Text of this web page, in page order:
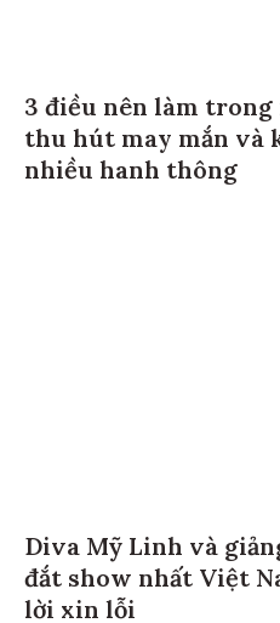
3 điều nên làm trong
thu hút may mắn và
nhiều hanh thông
Diva Mỹ Linh và
đắt show nhất Việt
lời xin lỗi